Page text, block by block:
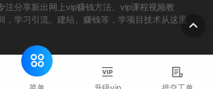
注分享新出网上vip赚钱方法、vip课程视频教
，学习引流、建站、赚钱等，学项目技术从这里